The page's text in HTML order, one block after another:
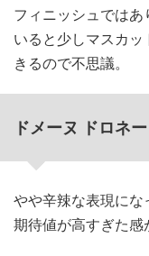
フィニッシュでは
いると少しマスカ
きるので不思議。
ドメーヌ ドロネ
やや辛辣な表現に
期待値が高すぎた感